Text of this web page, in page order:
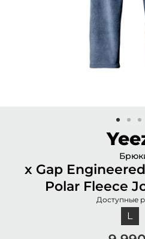
x Gap
Polar Fleece
Доступные
L